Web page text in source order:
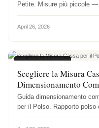
Petite. Misure più piccole —
April 26, 2026
Scegliere la Misura
Dimensionamento
Guida dimensionamento
per il Polso. Rapporto